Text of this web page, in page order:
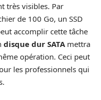
très visibles. Par
de 100 Go, un SSD
accomplir cette tâche
disque dur SATA mettra
opération. Ceci peut
les professionnels qui